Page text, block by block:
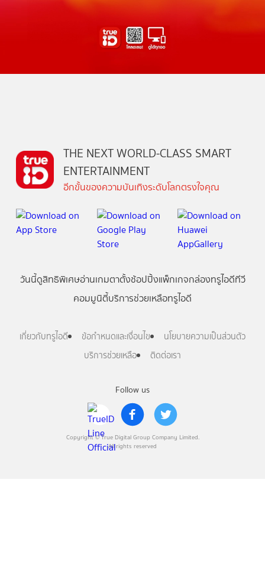
Follow us
Copyright © True Digital Group Company Limited.
All rights reserved
THE NEXT WORLD-CLASS SMART
ENTERTAINMENT
อีกขั้นของความบันเทิงระดับโลกตรงใจคุณ
วันนี้ดูสิทธิพิเศษอ่านเกมตาตั้งช้อปปิ้งแพ็กเกจกล่องทรูไอดีทีวี
คอมมูนิตี้บริการช่วยเหลือทรูไอดี
เกี่ยวกับทรูไอดี ข้อกำหนดและเงื่อนไข
นโยบายความเป็นส่วนตัว
บริการช่วยเหลือ
ติดต่อเรา